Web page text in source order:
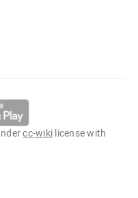
cc-wiki license with